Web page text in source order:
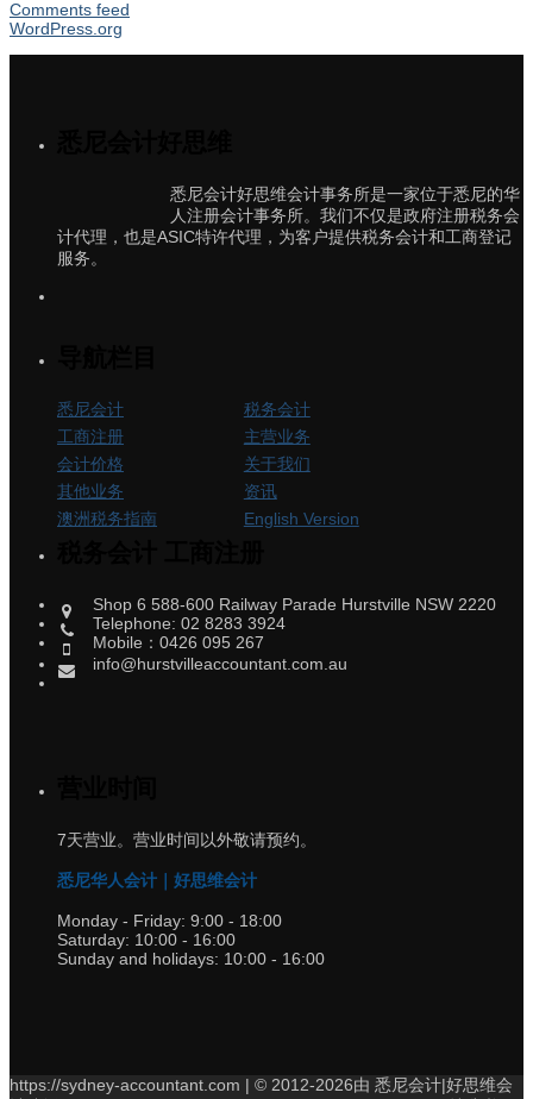
Comments feed
WordPress.org
悉尼会计好思维会计事务所是一家位于悉尼的华
人注册会计事务所。我们不仅是政府注册税务会
计代理，也是ASIC特许代理，为客户提供税务会计和工商登记
服务。
悉尼会计
税务会计
工商注册
主营业务
会计价格
关于我们
其他业务
资讯
澳洲税务指南
English Version
Shop 6 588-600 Railway Parade Hurstville NSW 2220
Telephone: 02 8283 3924
Mobile：0426 095 267
info@hurstvilleaccountant.com.au
7天营业。营业时间以外敬请预约。
悉尼华人会计｜好思维会计
Monday - Friday: 9:00 - 18:00
Saturday: 10:00 - 16:00
Sunday and holidays: 10:00 - 16:00
https://sydney-accountant.com | © 2012-2026由 悉尼会计|好思维会